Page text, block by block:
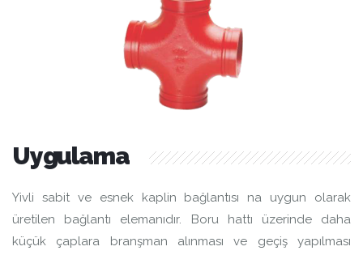
Uygulama
Yivli sabit ve esnek kaplin bağlantısı na uygun olarak
üretilen bağlantı elemanıdır. Boru hattı üzerinde daha
küçük çaplara branşman alınması ve geçiş yapılması